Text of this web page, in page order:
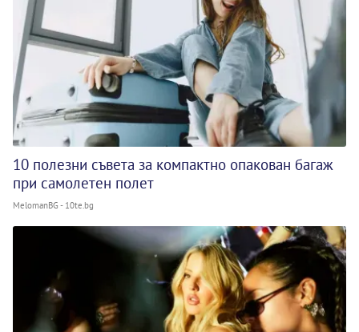
10 полезни съвета за компактно опакован багаж
при самолетен полет
MelomanBG - 10te.bg